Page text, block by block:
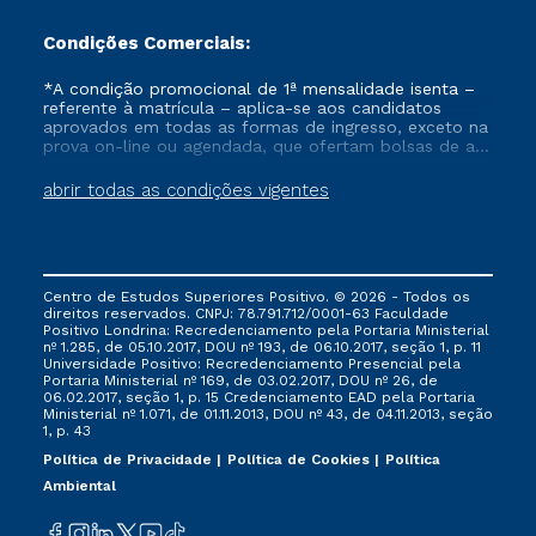
Condições Comerciais:
abrir todas as condições vigentes
*A condição promocional de 1ª mensalidade isenta –
referente à matrícula – aplica-se aos candidatos
aprovados em todas as formas de ingresso, exceto na
prova on-line ou agendada, que ofertam bolsas de até
vigente, que ainda não tenham efetivado e/ou não
tenham cancelado ou trancado sua matrícula em uma
via FIES, Prouni e outros programas governamentais, e
não se acumula com nenhuma outra campanha
ofertada pela Instituição.
Centro de Estudos Superiores Positivo. © 2026 - Todos os
direitos reservados. CNPJ: 78.791.712/0001-63 Faculdade
Positivo Londrina: Recredenciamento pela Portaria Ministerial
nº 1.285, de 05.10.2017, DOU nº 193, de 06.10.2017, seção 1, p. 11
Universidade Positivo: Recredenciamento Presencial ​pela
Portaria Ministerial nº 169, de 03.02.2017, DOU nº 26, de
06.02.2017, seção 1, p. 15 Credenciamento EAD pela Portaria
Ministerial nº 1.071, de 01.11.2013, DOU nº 43, de 04.11.2013, seção
1, p. 43
Política de Privacidade
Política de Cookies
Política
Ambiental